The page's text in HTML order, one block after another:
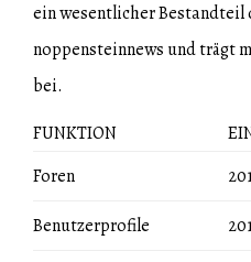
ein wesentlicher
noppensteinnews und trägt
bei.
FUNKTION
Foren
Benutzerprofile